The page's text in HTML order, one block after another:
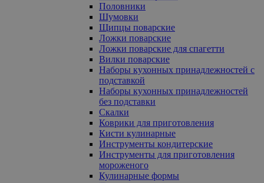
Половники
Шумовки
Щипцы поварские
Ложки поварские
Ложки поварские для спагетти
Вилки поварские
Наборы кухонных принадлежностей с
подставкой
Наборы кухонных принадлежностей
без подставки
Скалки
Коврики для приготовления
Кисти кулинарные
Инструменты кондитерские
Инструменты для приготовления
мороженого
Кулинарные формы